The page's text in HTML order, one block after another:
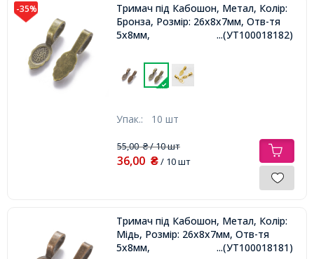
-35%
Тримач під Кабошон, Метал, Колір:
Бронза, Розмір: 26х8х7мм, Отв-тя
5х8мм,
...(УТ100018182)
Упак.: 10 шт
55,00₴/ 10 шт
36,00 ₴/ 10 шт
Тримач під Кабошон, Метал, Колір:
Мідь, Розмір: 26х8х7мм, Отв-тя
5х8мм,
...(УТ100018181)